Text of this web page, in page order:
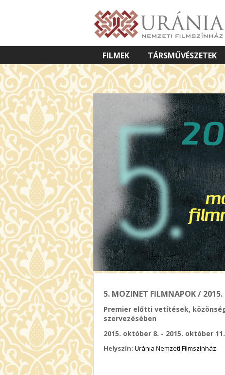
FILMEK TÁRSMŰVÉSZETEK
VETÍTETT KÉPES ELŐADÁSOK
5. MOZINET FILMNAPOK / 2015.
Premier előtti vetítések,
szervezésében
2015. október 8. - 2015. október 11.
Helyszín: Uránia Nemzeti Filmszínház